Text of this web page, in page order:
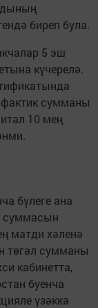
биреп була.
5 эш
күчерелә.
фактик сумманы
10 мең
бүлеге ана
суммасын
матди хәленә
төгәл сумманы
кабинетта,
буенча
үзәккә